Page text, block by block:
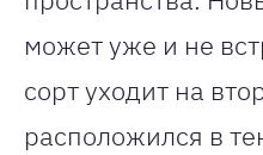
может уже и не
сорт уходит на
расположился в